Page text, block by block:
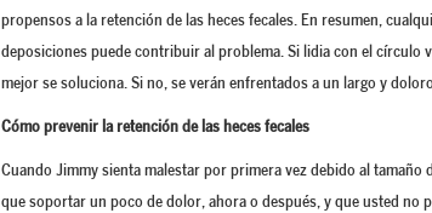
propensos a la retención de las heces fecales. En resumen,
deposiciones puede contribuir al problema. Si lidia con el círculo
mejor se soluciona. Si no, se verán enfrentados a un largo y
Cómo prevenir la retención de las heces fecales
Cuando Jimmy sienta malestar por primera vez debido al tamaño
que soportar un poco de dolor, ahora o después, y que usted no